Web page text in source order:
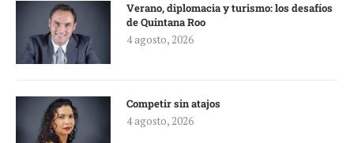
Verano, diplomacia y turismo: los desafíos
de Quintana Roo
4 agosto, 2026
Competir sin atajos
4 agosto, 2026